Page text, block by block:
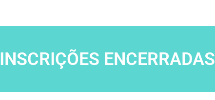
INSCRIÇÕES ENCERRADAS